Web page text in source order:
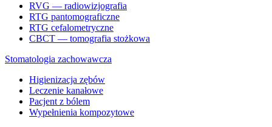
RVG — radiowizjografia
RTG pantomograficzne
RTG cefalometryczne
CBCT — tomografia stożkowa
Stomatologia zachowawcza
Higienizacja zębów
Leczenie kanałowe
Pacjent z bólem
Wypełnienia kompozytowe